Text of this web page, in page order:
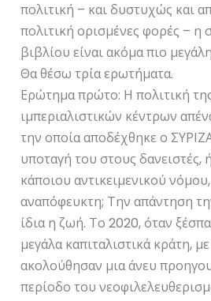
πολιτική – και δυστυχώς και
πολιτική ορισμένες φορές – η
βιβλίου είναι ακόμα πιο
Θα θέσω τρία ερωτήματα.
Ερώτημα πρώτο: Η πολιτική
ιμπεριαλιστικών κέντρων
την οποία αποδέχθηκε ο
υποταγή του στους δανειστές,
κάποιου αντικειμενικού
αναπόφευκτη; Την απάντηση
ίδια η ζωή. Το 2020, όταν
μεγάλα καπιταλιστικά κράτη,
ακολούθησαν μια άνευ
περίοδο του